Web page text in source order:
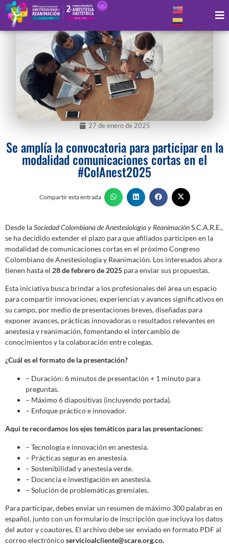
27 de enero de 2025
Se amplía la convocatoria para participar en la
modalidad comunicaciones cortas en el
#ColAnest2025
Compartir esta entrada
Desde laSociedad Colombiana de Anestesiología y ReanimaciónS.C.A.R.E.,
se ha decidido extender el plazo para que afiliados participen en la
modalidad de comunicaciones cortas en el próximo Congreso
Colombiano de Anestesiología y Reanimación. Los interesados ahora
tienen hasta el 28 de febrero de 2025 para enviar sus propuestas.
Esta iniciativa busca brindar a los profesionales del área un espacio
para compartir innovaciones, experiencias y avances significativos en
su campo, por medio de presentaciones breves, diseñadas para
exponer avances, prácticas innovadoras o resultados relevantes en
anestesia y reanimación, fomentando el intercambio de
conocimientos y la colaboración entre colegas.
¿Cuál es el formato de la presentación?
– Duración: 6 minutos de presentación + 1 minuto para
preguntas.
– Máximo 6 diapositivas (incluyendo portada).
– Enfoque práctico e innovador.
Aquí te recordamos los ejes temáticos para las presentaciones:
– Tecnología e innovación en anestesia.
– Prácticas seguras en anestesia.
– Sostenibilidad y anestesia verde.
– Docencia e investigación en anestesia.
– Solución de problemáticas gremiales.
Para participar, debes enviar un resumen de máximo 300 palabras en
español, junto con un formulario de inscripción que incluya los datos
del autor y coautores. El archivo debe ser enviado en formato PDF al
correo electrónicoservicioalcliente@scare.org.co.